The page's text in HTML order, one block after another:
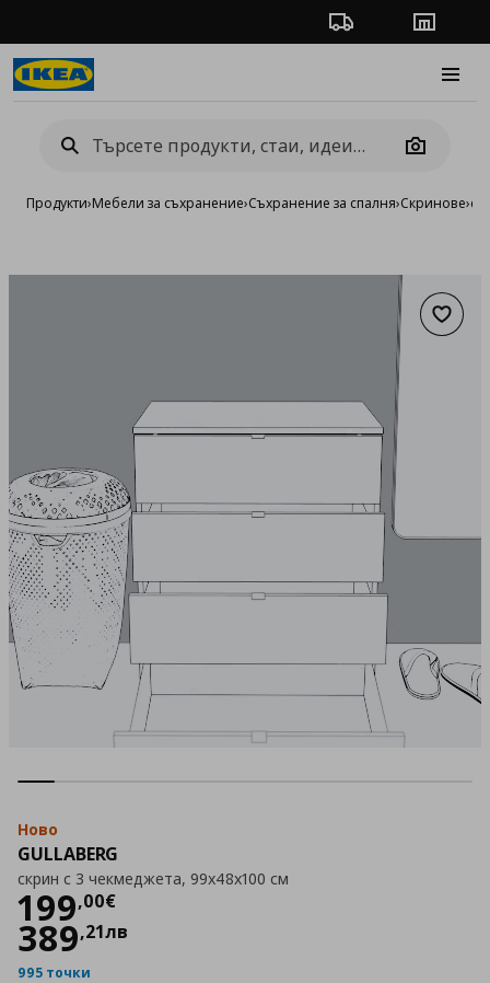
Проследяване на
Camera
Продукти›Мебели за съхранение›Съхранение за спалня›Скринове›
Ново
GULLABERG
скрин с 3 чекмеджета, 99x48x100 см
199,00€
Цена
389,21лв
995 точки